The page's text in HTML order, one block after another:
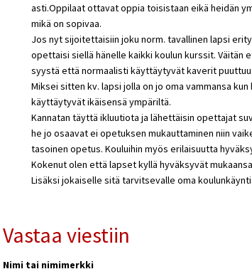
asti.Oppilaat ottavat oppia toisistaan eikä heidän
mikä on sopivaa.
Jos nyt sijoitettaisiin joku norm. tavallinen lapsi
opettaisi siellä hänelle kaikki koulun kurssit. Väitän
syystä että normaalisti käyttäytyvät kaverit puuttuu.
Miksei sitten kv. lapsi jolla on jo oma vammansa
käyttäytyvät ikäisensä ympäriltä.
Kannatan täyttä ikluutiota ja lähettäisin opettajat
he jo osaavat ei opetuksen mukauttaminen niin
tasoinen opetus. Kouluihin myös erilaisuutta
Kokenut olen että lapset kyllä hyväksyvät
Lisäksi jokaiselle sitä tarvitsevalle oma
Vastaa viestiin
Nimi tai nimimerkki